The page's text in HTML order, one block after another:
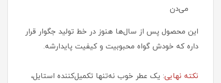
می‌دن
این محصول پس از سال‌ها هنوز در خط تولید جگوار قرار
داره که خودش گواه محبوبیت و کیفیت پایدارشه.
نکته نهایی: یک عطر خوب نه‌تنها تکمیل‌کننده استایل،